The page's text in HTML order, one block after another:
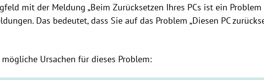
mit der Meldung „Beim Zurücksetzen Ihres PCs ist ein
Das bedeutet, dass Sie auf das Problem „Diesen PC
Ursachen für dieses Problem: